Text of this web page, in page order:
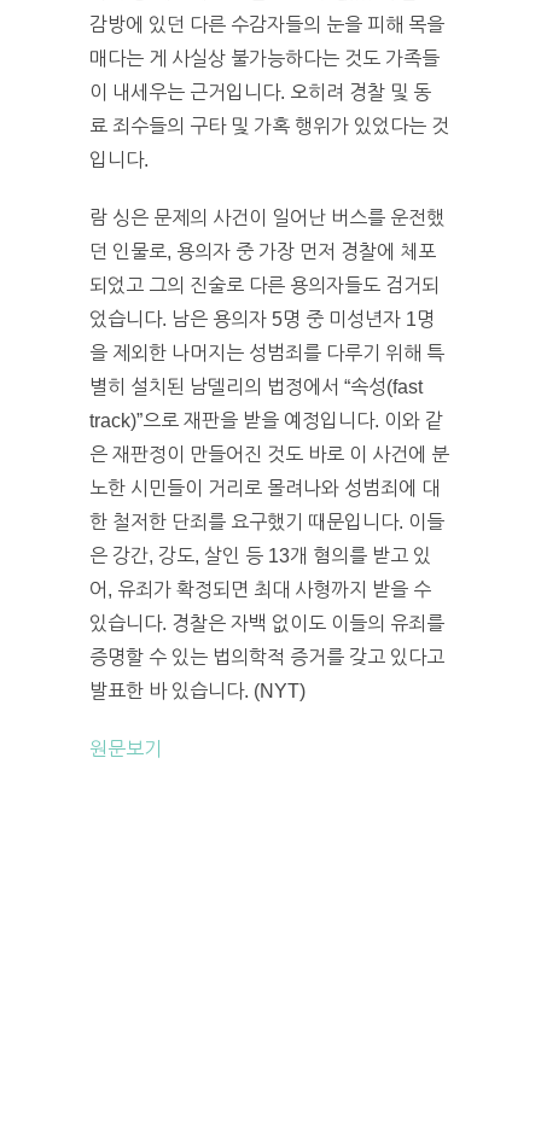
감방에 있던 다른 수감자들의 눈을 피해 목을
매다는 게 사실상 불가능하다는 것도 가족들
이 내세우는 근거입니다. 오히려 경찰 및 동
료 죄수들의 구타 및 가혹 행위가 있었다는 것
입니다.
람 싱은 문제의 사건이 일어난 버스를 운전했
던 인물로, 용의자 중 가장 먼저 경찰에 체포
되었고 그의 진술로 다른 용의자들도 검거되
었습니다. 남은 용의자 5명 중 미성년자 1명
을 제외한 나머지는 성범죄를 다루기 위해 특
별히 설치된 남델리의 법정에서 “속성(fast
track)”으로 재판을 받을 예정입니다. 이와 같
은 재판정이 만들어진 것도 바로 이 사건에 분
노한 시민들이 거리로 몰려나와 성범죄에 대
한 철저한 단죄를 요구했기 때문입니다. 이들
은 강간, 강도, 살인 등 13개 혐의를 받고 있
어, 유죄가 확정되면 최대 사형까지 받을 수
있습니다. 경찰은 자백 없이도 이들의 유죄를
증명할 수 있는 법의학적 증거를 갖고 있다고
발표한 바 있습니다. (NYT)
원문보기